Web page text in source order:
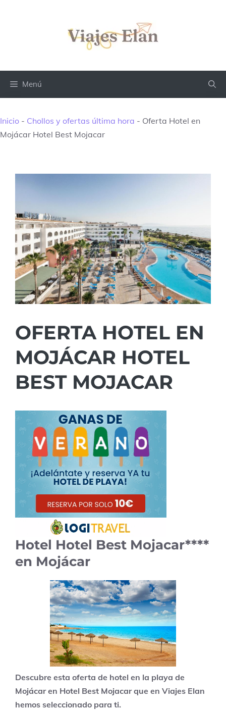
Menú
Inicio - Chollos y ofertas última hora - Oferta Hotel en
Mojácar Hotel Best Mojacar
OFERTA HOTEL EN
MOJÁCAR HOTEL
BEST MOJACAR
Hotel Hotel Best Mojacar****
en Mojácar
Descubre esta oferta de hotel en la playa de
Mojácar en Hotel Best Mojacar que en Viajes Elan
hemos seleccionado para ti.